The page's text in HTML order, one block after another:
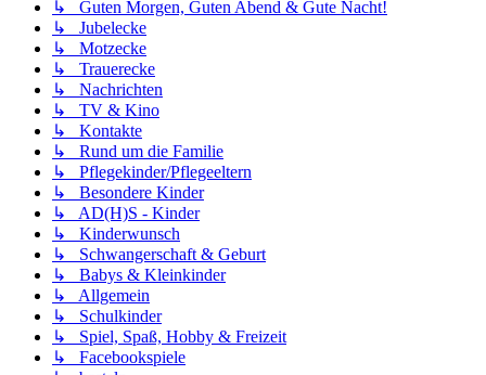
↳ Guten Morgen, Guten Abend & Gute Nacht!
↳ Jubelecke
↳ Motzecke
↳ Trauerecke
↳ Nachrichten
↳ TV & Kino
↳ Kontakte
↳ Rund um die Familie
↳ Pflegekinder/Pflegeeltern
↳ Besondere Kinder
↳ AD(H)S - Kinder
↳ Kinderwunsch
↳ Schwangerschaft & Geburt
↳ Babys & Kleinkinder
↳ Allgemein
↳ Schulkinder
↳ Spiel, Spaß, Hobby & Freizeit
↳ Facebookspiele